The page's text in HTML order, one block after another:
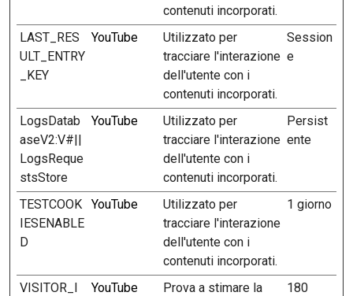
contenuti incorporati.
LAST_RES
ULT_ENTRY
_KEY
YouTube
Utilizzato per
tracciare l'interazione
dell'utente con i
contenuti incorporati.
Session
e
LogsDatab
aseV2:V#||
LogsReque
stsStore
YouTube
Utilizzato per
tracciare l'interazione
dell'utente con i
contenuti incorporati.
Persist
ente
TESTCOOK
IESENABLE
D
YouTube
Utilizzato per
tracciare l'interazione
dell'utente con i
contenuti incorporati.
1 giorno
VISITOR_I
YouTube
Prova a stimare la
180